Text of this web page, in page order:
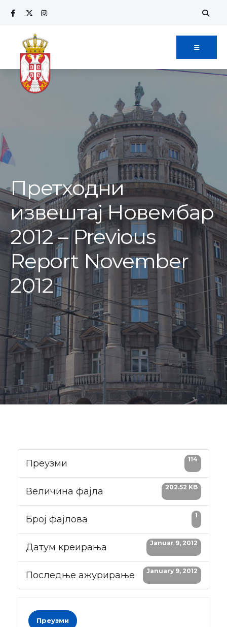
Skip
content
Претходни
извештај Новембар
2012 – Previous
Report November
2012
Преузми 114
Величина фајла 202.52 KB
Број фајлова 1
Датум креирања Januar 9, 2012
Последње ажурирање January 9, 2012
Преузми
Search